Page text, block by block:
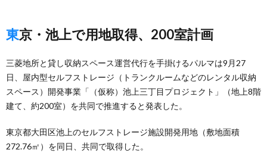
東京・池上で用地取得、200室計画
三菱地所と貸し収納スペース運営代行を手掛けるパルマは9月27
日、屋内型セルフストレージ（トランクルームなどのレンタル収納
スペース）開発事業「（仮称）池上三丁目プロジェクト」（地上8階
建て、約200室）を共同で推進すると発表した。
東京都大田区池上のセルフストレージ施設開発用地（敷地面積
272.76㎡）を同日、共同で取得した。